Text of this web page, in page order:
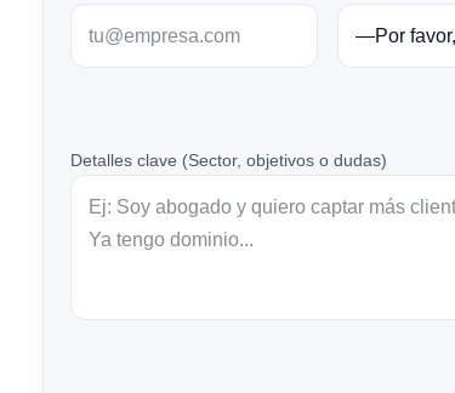
Detalles clave (Sector, objetivos o dudas)